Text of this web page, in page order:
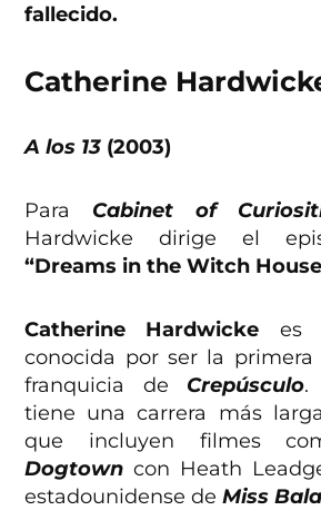
fallecido.
Catherine
A los 13 (2003)
Para Cabinet of
Hardwicke dirige el
“Dreams in the Witch
Catherine Hardwicke es
conocida por ser la
franquicia de Crepúsculo.
tiene una carrera más
que incluyen filmes
Dogtown con Heath
estadounidense deMiss